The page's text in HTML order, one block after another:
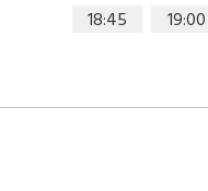
18:45
19:00